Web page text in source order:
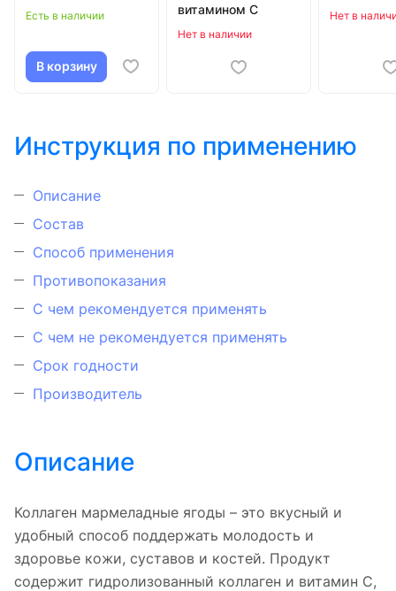
Есть в наличии
В корзину
витамином C
Нет в наличии
Нет в
Инструкция по применению
Описание
Состав
Способ применения
Противопоказания
С чем рекомендуется применять
С чем не рекомендуется применять
Срок годности
Производитель
Описание
Коллаген мармеладные ягоды – это вкусный и
удобный способ поддержать молодость и
здоровье кожи, суставов и костей. Продукт
содержит гидролизованный коллаген и витамин С,